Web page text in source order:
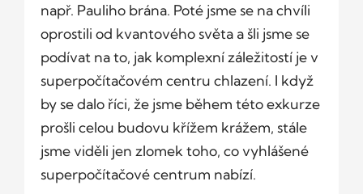
např. Pauliho brána. Poté jsme se na chvíli
oprostili od kvantového světa a šli jsme se
podívat na to, jak komplexní záležitostí je v
superpočítačovém centru chlazení. I když
by se dalo říci, že jsme během této exkurze
prošli celou budovu křížem krážem, stále
jsme viděli jen zlomek toho, co vyhlášené
superpočítačové centrum nabízí.